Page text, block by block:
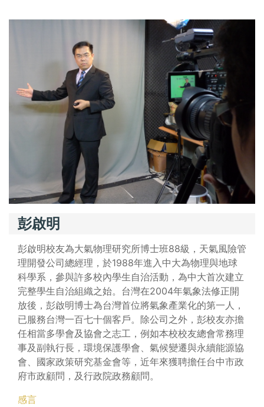
彭啟明
彭啟明校友為大氣物理研究所博士班88級，天氣風險管
理開發公司總經理，於1988年進入中大為物理與地球
科學系，參與許多校內學生自治活動，為中大首次建立
完整學生自治組織之始。台灣在2004年氣象法修正開
放後，彭啟明博士為台灣首位將氣象產業化的第一人，
已服務台灣一百七十個客戶。除公司之外，彭校友亦擔
任相當多學會及協會之志工，例如本校校友總會常務理
事及副執行長，環境保護學會、氣候變遷與永續能源協
會、國家政策研究基金會等，近年來獲聘擔任台中市政
府市政顧問，及行政院政務顧問。
感言